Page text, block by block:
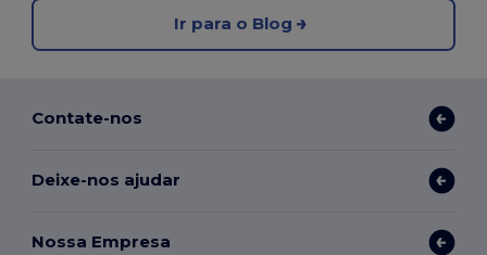
Ir para o Blog
Contate-nos
Deixe-nos ajudar
Nossa Empresa